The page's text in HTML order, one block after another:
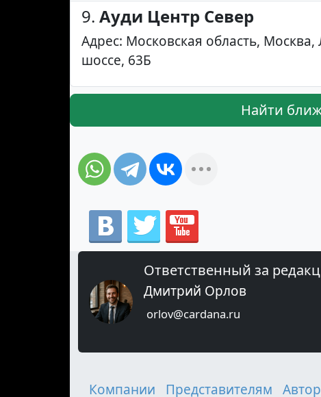
9. Ауди Центр Север
Адрес: Московская область, Москва,
шоссе, 63Б
Найти
Ответственный за
Дмитрий Орлов
orlov@cardana.ru
Компании Представителям